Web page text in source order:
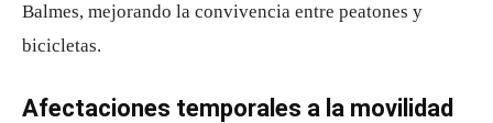
Balmes, mejorando la convivencia entre peatones y
bicicletas.
Afectaciones temporales a la movilidad